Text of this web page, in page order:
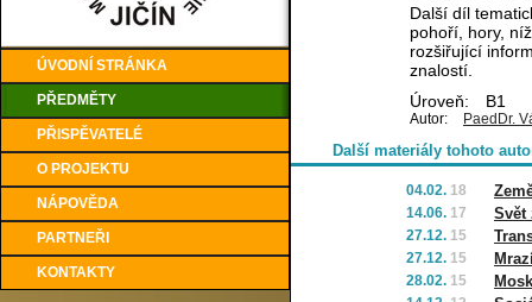
ÚVODNÍ STRÁNKA
PŘEDMĚTY
PŘISPĚVATELÉ
O PROJEKTU
NÁPOVĚDA
PARTNEŘI
KONTAKTY
Další díl
pohoří, hory,
rozšiřující
znalostí.
Úroveň:
B1
Autor: PaedDr.
Další materiály tohoto
04.02. 18
14.06. 17 Svět
27.12. 15
27.12. 15
28.02. 15